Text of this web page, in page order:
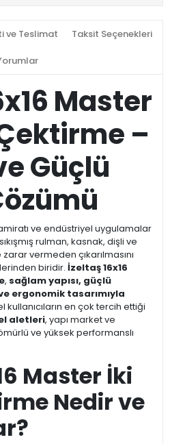
ve Teslimat Taksit Seçenekleri
Master
–
Güçlü
ve endüstriyel uygulamalar
rulman, kasnak, dişli ve
vermeden çıkarılmasını
biridir. İzeltaş 16x16
, sağlam yapısı, güçlü
ergonomik tasarımıyla
en çok tercih ettiği
aletleri, yapı market ve
ve yüksek performanslı
Master İki
Nedir ve